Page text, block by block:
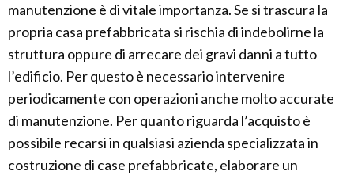
manutenzione è di vitale importanza. Se si trascura la
propria casa prefabbricata si rischia di indebolirne la
struttura oppure di arrecare dei gravi danni a tutto
l’edificio. Per questo è necessario intervenire
periodicamente con operazioni anche molto accurate
di manutenzione. Per quanto riguarda l’acquisto è
possibile recarsi in qualsiasi azienda specializzata in
costruzione di case prefabbricate, elaborare un